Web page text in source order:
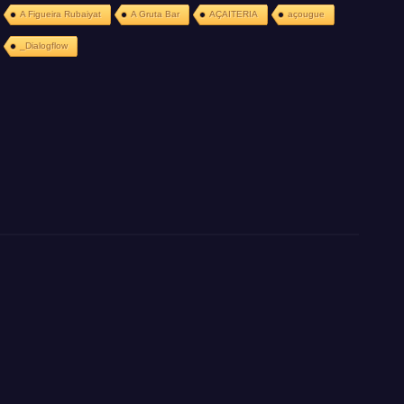
A Figueira Rubaiyat A Gruta Bar AÇAITERIA açougue
_Dialogflow